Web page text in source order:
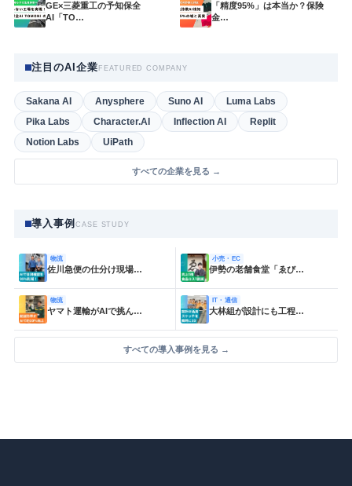
GE×三菱重工の予知保全
AI「TO…
「精度95%」は本当か？保険
金…
注目のAI企業 FEATURED COMPANY
Sakana AI Anysphere Suno AI
Luma Labs
Pika Labs
Character.AI Inflection AI
Replit
Notion Labs
UiPath
すべての企業を見る →
導入事例CASE STUDY
物流
佐川急便の仕分け現場…
小売・EC
伊勢の老舗食堂「ゑび…
物流
ヤマト運輸がAIで挑ん…
IT・通信
大林組が設計にも工程…
すべての導入事例を見る →